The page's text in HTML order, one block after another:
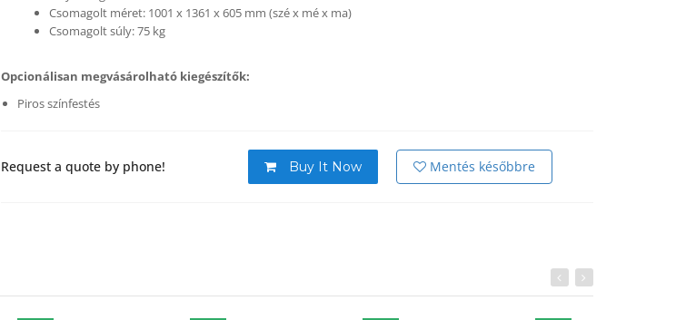
Csomagolt méret: 1001 x 1361 x 605 mm (szé x mé x ma)
Csomagolt súly: 75 kg
Opcionálisan megvásárolható kiegészítők:
Piros színfestés
Request a quote by phone! Buy It Now Mentés későbbre